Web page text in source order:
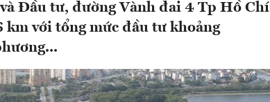
Đầu tư, đường Vành đai 4 Tp Hồ Chí
với tổng mức đầu tư khoảng